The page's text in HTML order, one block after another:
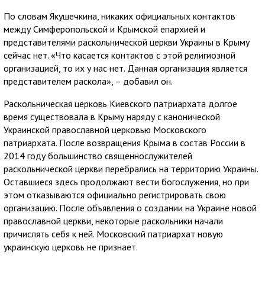
По словам Якушечкина, никаких официальных контактов
между Симферопольской и Крымской епархией и
представителями раскольнической церкви Украины в Крыму
сейчас нет. «Что касается контактов с этой религиозной
организацией, то их у нас нет. Данная организация является
представителем раскола», – добавил он.
Раскольническая церковь Киевского патриархата долгое
время существовала в Крыму наряду с канонической
Украинской православной церковью Московского
патриархата. После возвращения Крыма в состав России в
2014 году большинство священнослужителей
раскольнической церкви перебрались на территорию Украины.
Оставшиеся здесь продолжают вести богослужения, но при
этом отказываются официально регистрировать свою
организацию. После объявления о создании на Украине новой
православной церкви, некоторые раскольники начали
причислять себя к ней. Московский патриархат новую
украинскую церковь не признает.